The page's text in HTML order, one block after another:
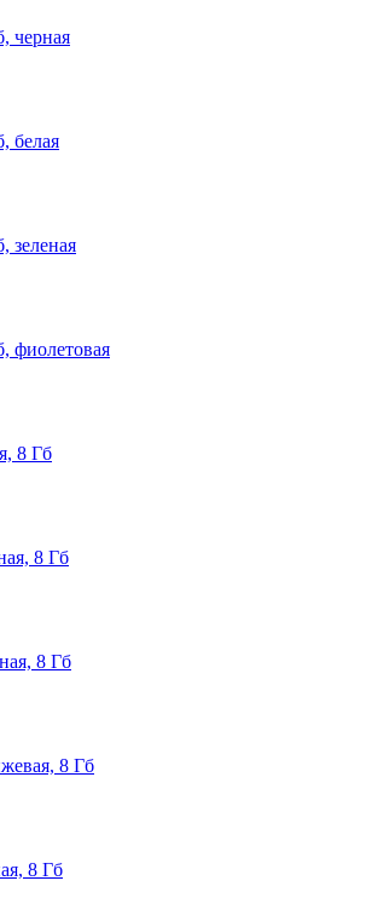
черная
белая
зеленая
фиолетовая
8 Гб
8 Гб
8 Гб
8 Гб
8 Гб